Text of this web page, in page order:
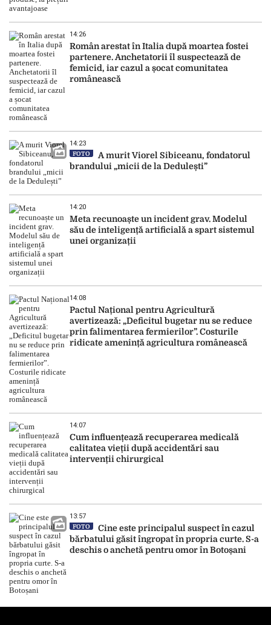
14:26
Român arestat în Italia după moartea fostei
partenere. Anchetatorii îl suspectează de
femicid, iar cazul a șocat comunitatea
românească
14:23
FOTO
A murit Viorel Sibiceanu, fondatorul
brandului „micii de la Dedulești”
14:20
Meta recunoaște un incident grav. Modelul
său de inteligență artificială a spart sistemul
unei organizații
14:08
Pactul Național pentru Agricultură
avertizează: „Deficitul bugetar nu se reduce
prin falimentarea fermierilor”. Costurile
ridicate amenință agricultura românească
14:07
Cum influențează recuperarea medicală
calitatea vieții după accidentări sau
intervenții chirurgical
13:57
FOTO
Cine este principalul suspect în cazul
bărbatului găsit îngropat în propria curte. S-a
deschis o anchetă pentru omor în Botoșani